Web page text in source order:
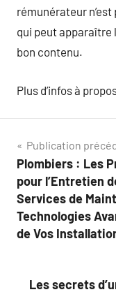
rémunérateur n’est
qui peut apparaître
bon contenu.
Plus d’infos à
Navigation
de
l’article
Publication
Plombiers : Les
pour l’Entretien
Services de
Technologies
de Vos
Les secrets